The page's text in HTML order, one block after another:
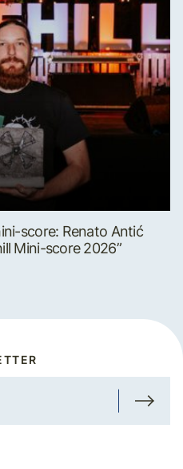
score: Renato Antić
Mini-score 2026”